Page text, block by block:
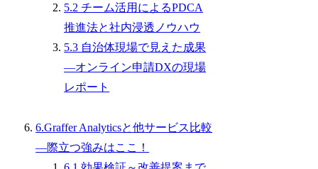
5.2 チーム活用によるPDCA
推進法と社内浸透ノウハウ
5.3 自治体現場で見えた成果
―オンライン申請DXの現場
レポート
6.Graffer Analyticsと他サービス比較
―際立つ強みはここ！